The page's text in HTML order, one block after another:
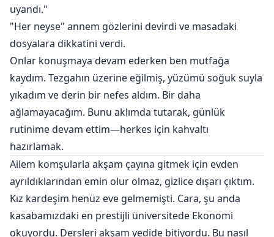
uyandı."
"Her neyse" annem gözlerini devirdi ve masadaki
dosyalara dikkatini verdi.
Onlar konuşmaya devam ederken ben mutfağa
kaydım. Tezgahın üzerine eğilmiş, yüzümü soğuk suyla
yıkadım ve derin bir nefes aldım. Bir daha
ağlamayacağım. Bunu aklımda tutarak, günlük
rutinime devam ettim—herkes için kahvaltı
hazırlamak.
Ailem komşularla akşam çayına gitmek için evden
ayrıldıklarından emin olur olmaz, gizlice dışarı çıktım.
Kız kardeşim henüz eve gelmemişti. Cara, şu anda
kasabamızdaki en prestijli üniversitede Ekonomi
okuyordu. Dersleri akşam yedide bitiyordu. Bu nasıl